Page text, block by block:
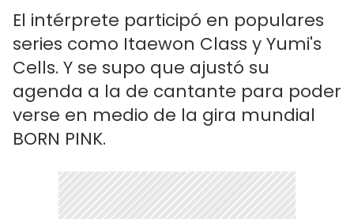
El intérprete participó en populares
series como Itaewon Class y Yumi's
Cells. Y se supo que ajustó su
agenda a la de cantante para poder
verse en medio de la gira mundial
BORN PINK.